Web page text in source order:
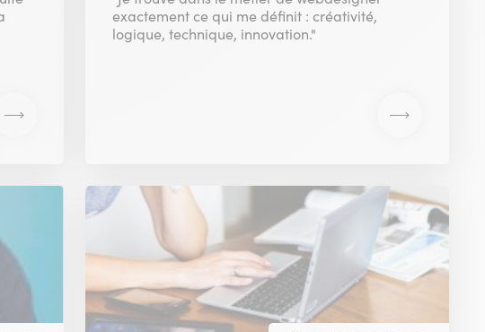
exactement ce qui me définit : créativité,
logique, technique, innovation."